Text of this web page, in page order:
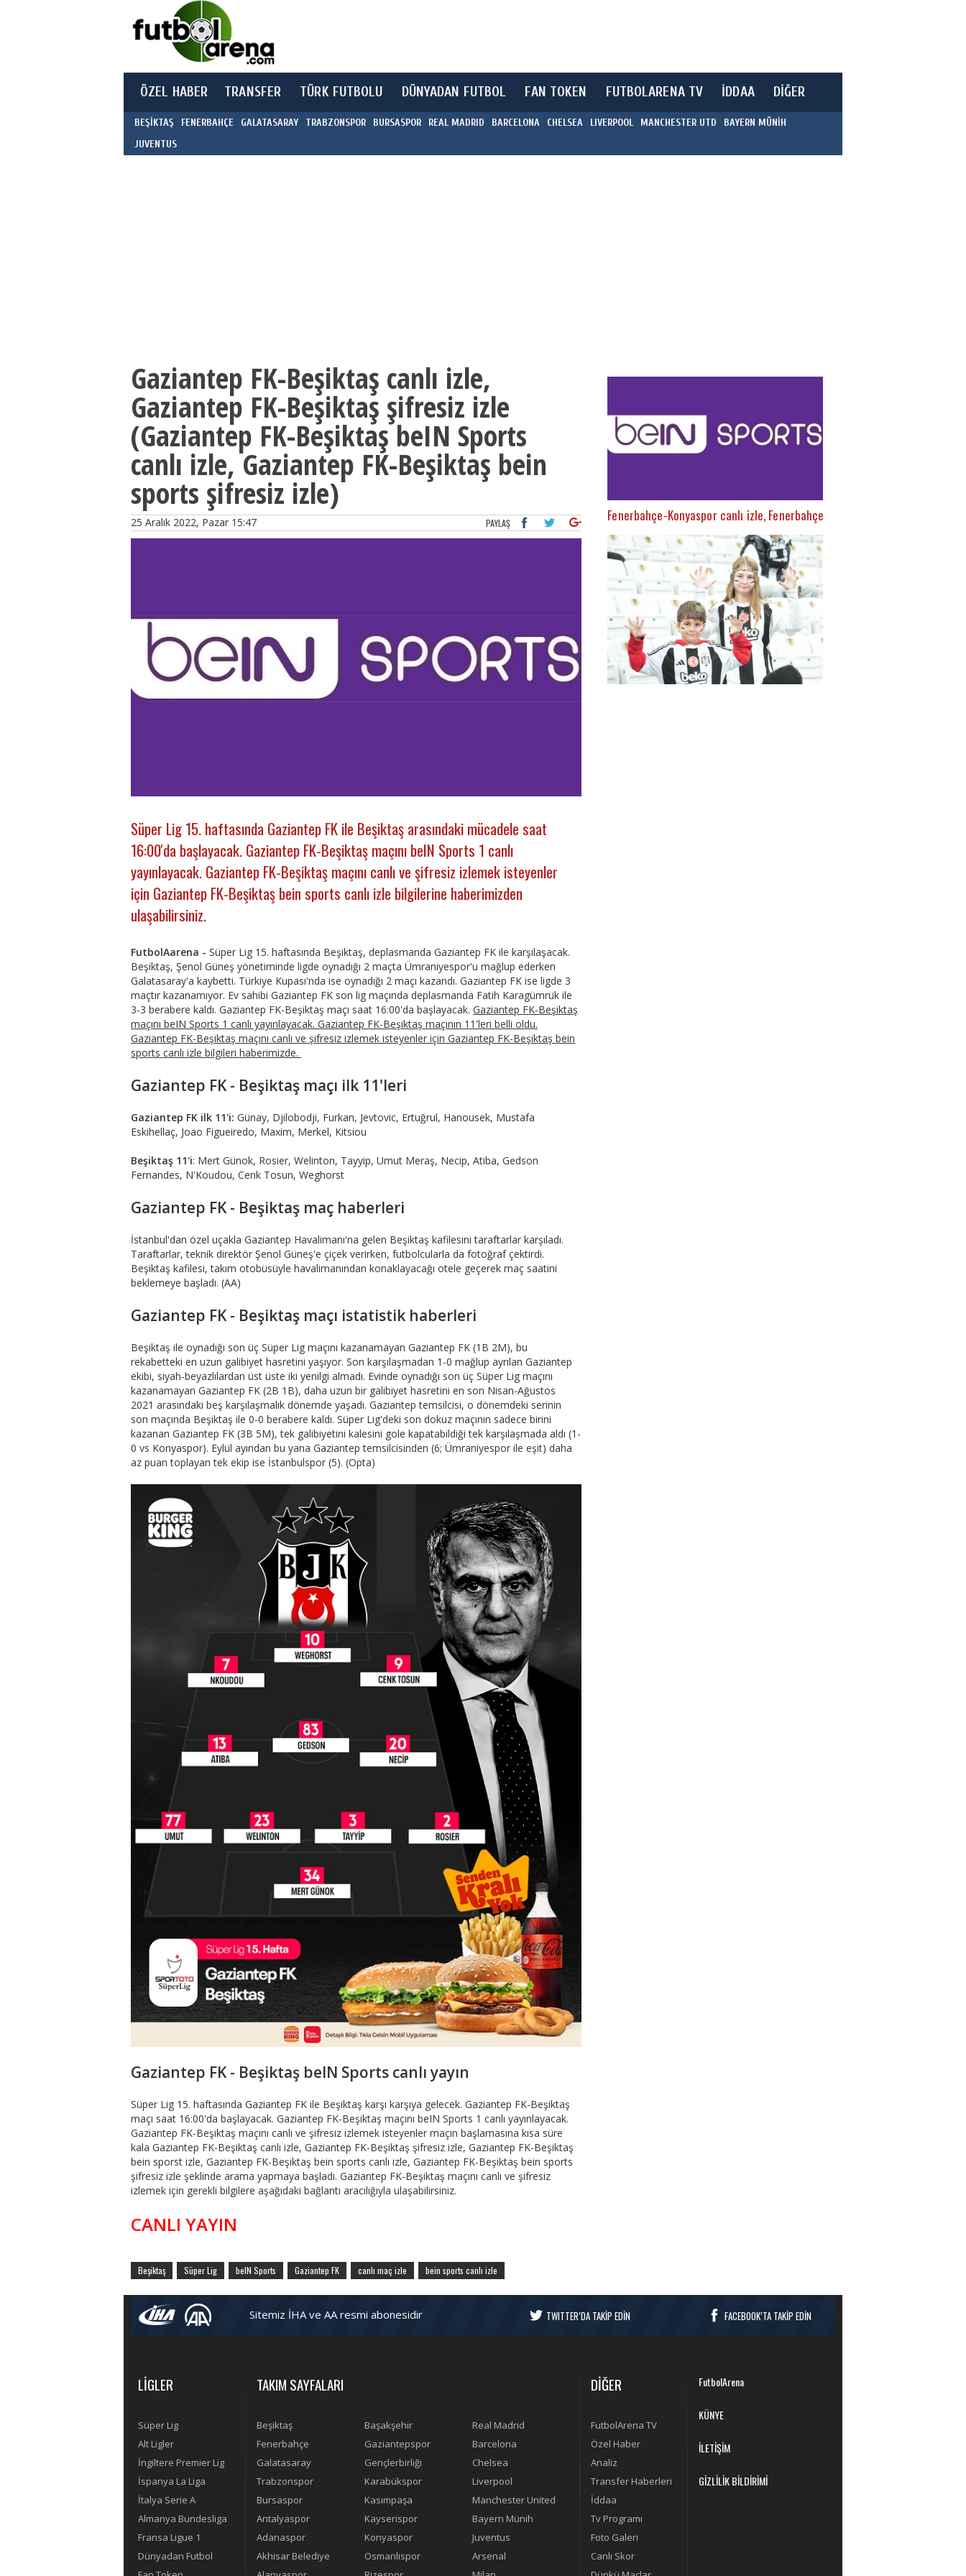
ÖZEL HABER TRANSFER TÜRK FUTBOLU DÜNYADAN FUTBOL FAN TOKEN FUTBOLARENA TV İDDAA DİĞER
BEŞİKTAŞ FENERBAHÇE GALATASARAY TRABZONSPOR BURSASPOR REAL MADRID BARCELONA CHELSEA LIVERPOOL MANCHESTER UTD
BAYERN MÜNİH
JUVENTUS
Gaziantep FK-Beşiktaş canlı izle,
Gaziantep FK-Beşiktaş şifresiz izle
(Gaziantep FK-Beşiktaş beIN Sports
canlı izle, Gaziantep FK-Beşiktaş bein
sports şifresiz izle)
25 Aralık 2022, Pazar 15:47 PAYLAŞ
Süper Lig 15. haftasında Gaziantep FK ile Beşiktaş arasındaki mücadele saat
16:00'da başlayacak. Gaziantep FK-Beşiktaş maçını beIN Sports 1 canlı
yayınlayacak. Gaziantep FK-Beşiktaş maçını canlı ve şifresiz izlemek isteyenler
için Gaziantep FK-Beşiktaş bein sports canlı izle bilgilerine haberimizden
ulaşabilirsiniz.
FutbolAarena - Süper Lig 15. haftasında Beşiktaş, deplasmanda Gaziantep FK ile karşılaşacak.
Beşiktaş, Şenol Güneş yönetiminde ligde oynadığı 2 maçta Ümraniyespor'u mağlup ederken
Galatasaray'a kaybetti. Türkiye Kupası'nda ise oynadığı 2 maçı kazandı. Gaziantep FK ise ligde 3
maçtır kazanamıyor. Ev sahibi Gaziantep FK son lig maçında deplasmanda Fatih Karagümrük ile
3-3 berabere kaldı. Gaziantep FK-Beşiktaş maçı saat 16:00'da başlayacak. Gaziantep FK-Beşiktaş
maçını beIN Sports 1 canlı yayınlayacak. Gaziantep FK-Beşiktaş maçının 11'leri belli oldu.
Gaziantep FK-Beşiktaş maçını canlı ve şifresiz izlemek isteyenler için Gaziantep FK-Beşiktaş bein
sports canlı izle bilgileri haberimizde.
Gaziantep FK - Beşiktaş maçı ilk 11'leri
Gaziantep FK ilk 11'i: Günay, Djilobodji, Furkan, Jevtovic, Ertuğrul, Hanousek, Mustafa
Eskihellaç, Joao Figueiredo, Maxim, Merkel, Kitsiou
Beşiktaş 11'i: Mert Günok, Rosier, Welinton, Tayyip, Umut Meraş, Necip, Atiba, Gedson
Fernandes, N'Koudou, Cenk Tosun, Weghorst
Gaziantep FK - Beşiktaş maç haberleri
İstanbul'dan özel uçakla Gaziantep Havalimanı'na gelen Beşiktaş kafilesini taraftarlar karşıladı.
Taraftarlar, teknik direktör Şenol Güneş'e çiçek verirken, futbolcularla da fotoğraf çektirdi.
Beşiktaş kafilesi, takım otobüsüyle havalimanından konaklayacağı otele geçerek maç saatini
beklemeye başladı. (AA)
Gaziantep FK - Beşiktaş maçı istatistik haberleri
Beşiktaş ile oynadığı son üç Süper Lig maçını kazanamayan Gaziantep FK (1B 2M), bu
rekabetteki en uzun galibiyet hasretini yaşıyor. Son karşılaşmadan 1-0 mağlup ayrılan Gaziantep
ekibi, siyah-beyazlılardan üst üste iki yenilgi almadı. Evinde oynadığı son üç Süper Lig maçını
kazanamayan Gaziantep FK (2B 1B), daha uzun bir galibiyet hasretini en son Nisan-Ağustos
2021 arasındaki beş karşılaşmalık dönemde yaşadı. Gaziantep temsilcisi, o dönemdeki serinin
son maçında Beşiktaş ile 0-0 berabere kaldı. Süper Lig'deki son dokuz maçının sadece birini
kazanan Gaziantep FK (3B 5M), tek galibiyetini kalesini gole kapatabildiği tek karşılaşmada aldı (1-
0 vs Konyaspor). Eylül ayından bu yana Gaziantep temsilcisinden (6; Ümraniyespor ile eşit) daha
az puan toplayan tek ekip ise İstanbulspor (5). (Opta)
Gaziantep FK - Beşiktaş beIN Sports canlı yayın
Süper Lig 15. haftasında Gaziantep FK ile Beşiktaş karşı karşıya gelecek. Gaziantep FK-Beşiktaş
maçı saat 16:00'da başlayacak. Gaziantep FK-Beşiktaş maçını beIN Sports 1 canlı yayınlayacak.
Gaziantep FK-Beşiktaş maçını canlı ve şifresiz izlemek isteyenler maçın başlamasına kısa süre
kala Gaziantep FK-Beşiktaş canlı izle, Gaziantep FK-Beşiktaş şifresiz izle, Gaziantep FK-Beşiktaş
bein sporst izle, Gaziantep FK-Beşiktaş bein sports canlı izle, Gaziantep FK-Beşiktaş bein sports
şifresiz izle şeklinde arama yapmaya başladı. Gaziantep FK-Beşiktaş maçını canlı ve şifresiz
izlemek için gerekli bilgilere aşağıdaki bağlantı aracılığıyla ulaşabilirsiniz.
CANLI YAYIN
Beşiktaş Süper Lig beIN Sports Gaziantep FK canlı maç izle bein sports canlı izle
Fenerbahçe-Konyaspor canlı izle, Fenerbahçe-Konyaspor şifresiz izle
Sitemiz İHA ve AA resmi abonesidir TWITTER’DA TAKİP EDİN FACEBOOK’TA TAKİP EDİN
LİGLER
Süper Lig
Alt Ligler
İngiltere Premier Lig
İspanya La Liga
İtalya Serie A
Almanya Bundesliga
Fransa Ligue 1
Dünyadan Futbol
TAKIM SAYFALARI
Beşiktaş Başakşehir
Real Madrid
Fenerbahçe
Gaziantepspor
Barcelona
Galatasaray
Gençlerbirliği
Chelsea
Trabzonspor
Karabükspor
Liverpool
Bursaspor
Kasımpaşa
Manchester United
Antalyaspor
Kayserispor
Bayern Münih
Adanaspor
Konyaspor
Juventus
Akhisar Belediye
Osmanlıspor
Arsenal
DİĞER
FutbolArena TV
Özel Haber
Analiz
Transfer Haberleri
İddaa
Tv Programı
Foto Galeri
Canlı Skor
FutbolArena
KÜNYE
İLETİŞİM
GİZLİLİK BİLDİRİMİ